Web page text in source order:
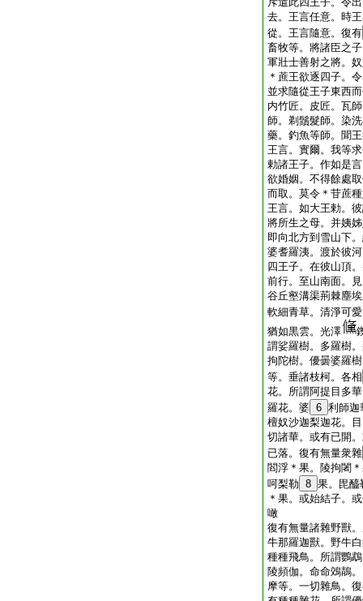
去。王言任意。時
從。王言隨意。復有
畜牧等。將諸臣之
軍壯士善射之將。
＊蔗王欲逐四子。
並求隨從王子東西
内竹匠。皮匠。瓦
師。剃鬚髮師。染
藥。釣魚等師。聞
王言。實爾。我等
勅諸王子。作如是
欲婚姻。不得餘處
而取。莫令＊苷蔗
王言。如大王勅。
將所生之母。并姨
即向北方到雪山下
婆耆羅洟。渡於彼
四王子。在彼山頂
前行。至山南面。
谷丘壑溝渠荊棘塵
軟細青草。清淨可
猶如黒雲。光澤
謂娑羅樹。多羅樹
拘陀樹。優曇婆羅
等。垂諸枝柯。各相
花。所謂阿提目多
羅花。婆 6 利師迦
檀奴沙迦梨迦花。
切諸華。或有已開
已落。復有無量衆雜
閻浮＊果。陵拘闍
呵梨勒 8 果。毘醯
＊果。或始結子。
噉
復有無量諸雜野獸
牛那羅迦獸。野牛
種種飛鳥。所謂鸚
陵頻伽。命命鵁鶄
摩等。一切雜鳥。